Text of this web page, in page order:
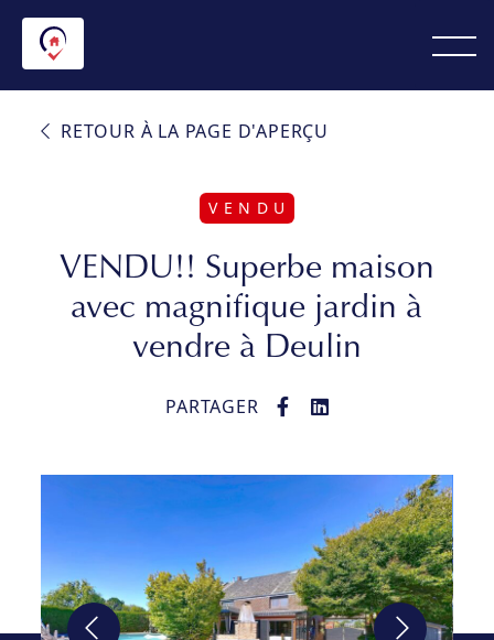
RETOUR À LA PAGE D'APERÇU
V E N D U
VENDU!! Superbe maison
avec magnifique jardin à
vendre à Deulin
PARTAGER